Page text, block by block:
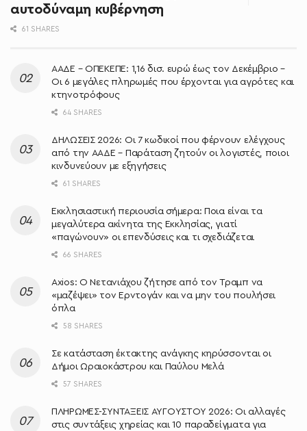
αυτοδύναμη κυβέρνηση
61 SHARES
ΑΑΔΕ – ΟΠΕΚΕΠΕ: 1,16 δισ. ευρώ έως τον Δεκέμβριο –
Οι 6 μεγάλες πληρωμές που έρχονται για αγρότες και
κτηνοτρόφους
64 SHARES
ΔΗΛΩΣΕΙΣ 2026: Οι 7 κωδικοί που φέρνουν ελέγχους
από την ΑΑΔΕ – Παράταση ζητούν οι λογιστές, ποιοι
κινδυνεύουν με εξηγήσεις
61 SHARES
Εκκλησιαστική περιουσία σήμερα: Ποια είναι τα
μεγαλύτερα ακίνητα της Εκκλησίας, γιατί
«παγώνουν» οι επενδύσεις και τι σχεδιάζεται
66 SHARES
Axios: Ο Νετανιάχου ζήτησε από τον Τραμπ να
«μαζέψει» τον Ερντογάν και να μην του πουλήσει
όπλα
58 SHARES
Σε κατάσταση έκτακτης ανάγκης κηρύσσονται οι
Δήμοι Ωραιοκάστρου και Παύλου Μελά
57 SHARES
ΠΛΗΡΩΜΕΣ-ΣΥΝΤΑΞΕΙΣ ΑΥΓΟΥΣΤΟΥ 2026: Οι αλλαγές
στις συντάξεις χηρείας και 10 παραδείγματα για